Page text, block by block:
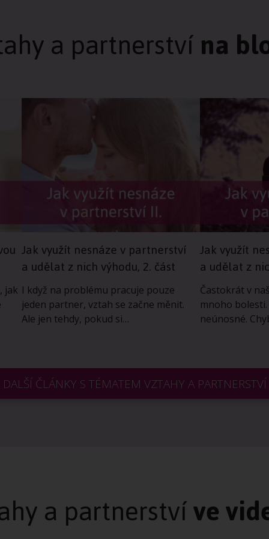
a partnerstvína
jak
Jak využít nesnáze v partnerství
a udělat z nich výhodu, 2. část
I když na problému pracuje pouze
jeden partner, vztah se začne měnit.
Ale jen tehdy, pokud si…
Jak využít
a udělat z
Častokrát v
mnoho
neúnosné.
DALŠÍ ČLÁNKY S TÉMATEM VZTAHY A PARTNERSTVÍ
a partnerstvíve